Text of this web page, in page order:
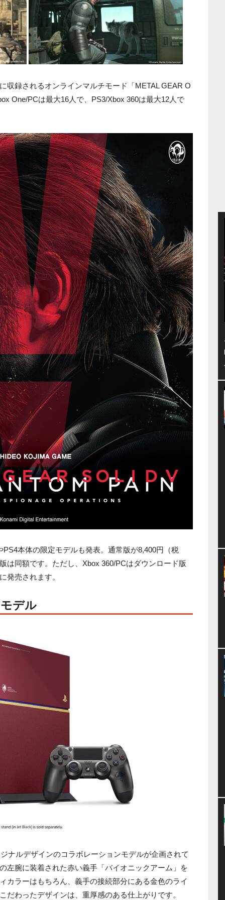
収録されるオンラインマルチモード「METAL GEAR O
One/PCは最大16人で、PS3/Xbox 360は最大12人で
本体の限定モデルも発表。通常版が8,400円（税
は同額です。ただし、Xbox 360/PCはダウンロード版
発売されます。
デル
ナルデザインのコラボレーションモデルが企画されて
左腕に装着された赤い義手「バイオニックアーム」を
カラーはもちろん、義手の接続部分にある金色のライ
だわったデザインは、重厚感のある仕上がりです。